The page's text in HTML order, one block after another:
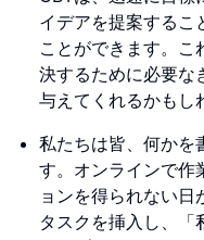
イデアを提案するこ
ことができます。こ
決するために必要な
与えてくれるかもし
私たちは皆、何かを
す。オンラインで作
ョンを得られない
タスクを挿入し、